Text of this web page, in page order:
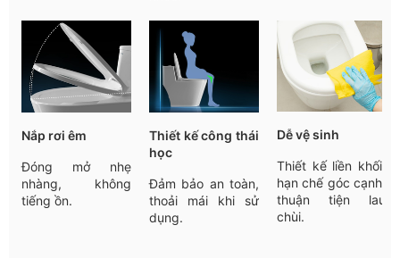
Nắp rơi êm
Đóng mở nhẹ
nhàng, không
tiếng ồn.
Thiết kế công thái
học
Đảm bảo an toàn,
thoải mái khi sử
dụng.
Dễ vệ sinh
Thiết kế liền khối,
hạn chế góc cạnh,
thuận tiện lau
chùi.